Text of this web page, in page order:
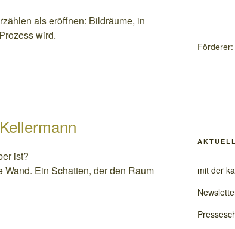
als eröffnen: Bildräume, in
wird.
ist?
Ein Schatten, der den Raum
Förderer:
mit der